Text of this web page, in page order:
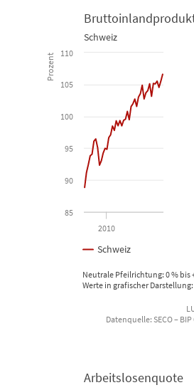
Line chart with 43 data points.
View as data table,
The chart has 1 X axis displaying
The chart has 1 Y axis displaying
Neutrale
Werte in grafischer
Prozent
Schweiz
Schweiz
2010
85
90
95
100
105
110
Datenquelle: SECO –
Arbeitslosenquote